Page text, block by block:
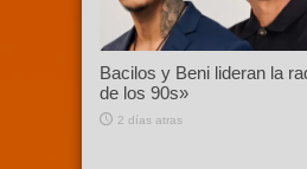
Bacilos y Beni lideran la
de los 90s»
2 días atras